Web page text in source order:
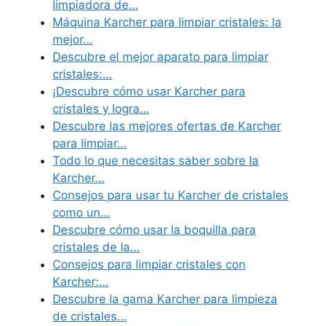
limpiadora de…
Máquina Karcher para limpiar cristales: la
mejor…
Descubre el mejor aparato para limpiar
cristales:…
¡Descubre cómo usar Karcher para
cristales y logra…
Descubre las mejores ofertas de Karcher
para limpiar…
Todo lo que necesitas saber sobre la
Karcher…
Consejos para usar tu Karcher de cristales
como un…
Descubre cómo usar la boquilla para
cristales de la…
Consejos para limpiar cristales con
Karcher:…
Descubre la gama Karcher para limpieza
de cristales…